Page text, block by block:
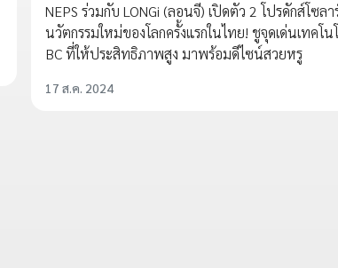
NEPS ร่วมกับ LONGi (ลอนจี) เปิดตัว 2 โปรดักส์โซลา
นวัตกรรมใหม่ของโลกครั้งแรกในไทย! ชูจุดเด่นเทคโน
BC ที่ให้ประสิทธิภาพสูง มาพร้อมดีไซน์สวยหรู
17 ส.ค. 2024